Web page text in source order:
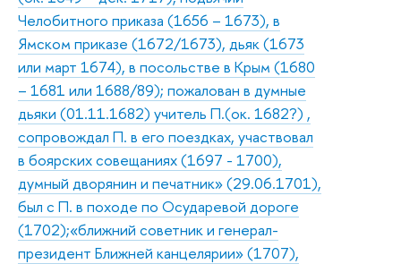
Челобитного приказа (1656 – 1673), в
Ямском приказе (1672/1673), дьяк (1673
или март 1674), в посольстве в Крым (1680
– 1681 или 1688/89); пожалован в думные
дьяки (01.11.1682) учитель П.(ок. 1682?) ,
сопровождал П. в его поездках, участвовал
в боярских совещаниях (1697 - 1700),
думный дворянин и печатник» (29.06.1701),
был с П. в походе по Осударевой дороге
(1702);«ближний советник и генерал-
президент Ближней канцелярии» (1707),